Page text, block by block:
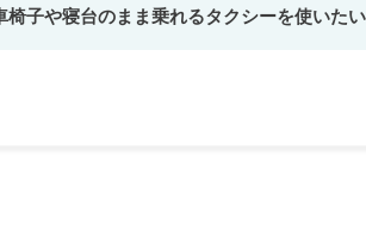
椅子や寝台のまま乗れるタクシーを使いた